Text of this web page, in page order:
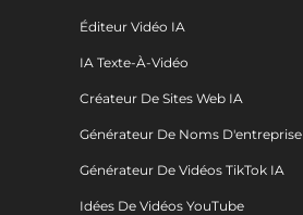
Éditeur Vidéo IA
IA Texte-À-Vidéo
Créateur De Sites Web IA
Générateur De Noms D'entreprise
Générateur De Vidéos TikTok IA
Idées De Vidéos YouTube